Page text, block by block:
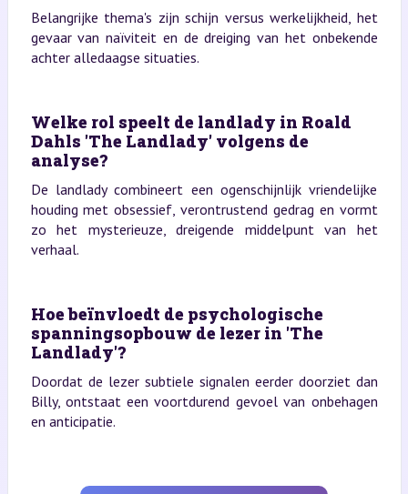
Belangrijke thema's zijn schijn versus werkelijkheid, het
gevaar van naïviteit en de dreiging van het onbekende
achter alledaagse situaties.
Welke rol speelt de landlady in Roald
Dahls 'The Landlady' volgens de
analyse?
De landlady combineert een ogenschijnlijk vriendelijke
houding met obsessief, verontrustend gedrag en vormt
zo het mysterieuze, dreigende middelpunt van het
verhaal.
Hoe beïnvloedt de psychologische
spanningsopbouw de lezer in 'The
Landlady'?
Doordat de lezer subtiele signalen eerder doorziet dan
Billy, ontstaat een voortdurend gevoel van onbehagen
en anticipatie.